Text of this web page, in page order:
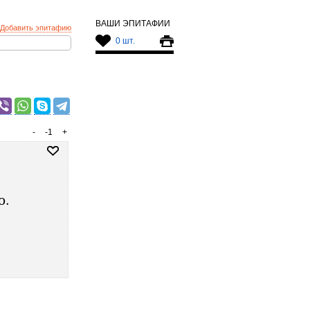
ВАШИ ЭПИТАФИИ
0 шт.
Добавить эпитафию
+
-1
-